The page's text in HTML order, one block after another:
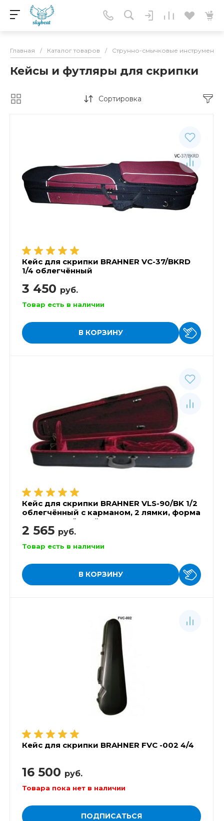
Главная / Каталог товаров / Струнно-смычковые инструменты
Кейсы и футляры для скрипки
Сортировка
Кейс для скрипки BRAHNER VC-37/BKRD
1/4 облегчённый
3 450 руб.
Товар есть в наличии
В КОРЗИНУ
Кейс для скрипки BRAHNER VLS-90/BK 1/2
облегчённый с карманом, 2 лямки, форма
трапеция, чёрный
2 565 руб.
Товар есть в наличии
В КОРЗИНУ
Кейс для скрипки BRAHNER FVC -002 4/4
16 500 руб.
Товара пока нет в наличии
ПОДПИСАТЬСЯ